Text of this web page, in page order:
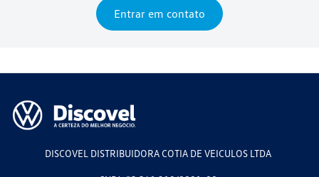
Entrar em contato
DISCOVEL DISTRIBUIDORA COTIA DE VEICULOS LTDA